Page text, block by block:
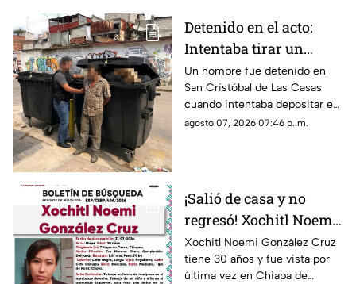
Detenido en el acto:
Intentaba tirar un
becerro muerto en un
contenedor de basura
en SCLC
Un hombre fue detenido en
San Cristóbal de Las Casas
cuando intentaba depositar en
un contenedor un costal que
agosto 07, 2026 07:46 p. m.
¡Salió de casa y no
regresó! Xochitl Noemi
desapareció en Chiapa
de Corzo
Xochitl Noemi González Cruz
tiene 30 años y fue vista por
última vez en Chiapa de